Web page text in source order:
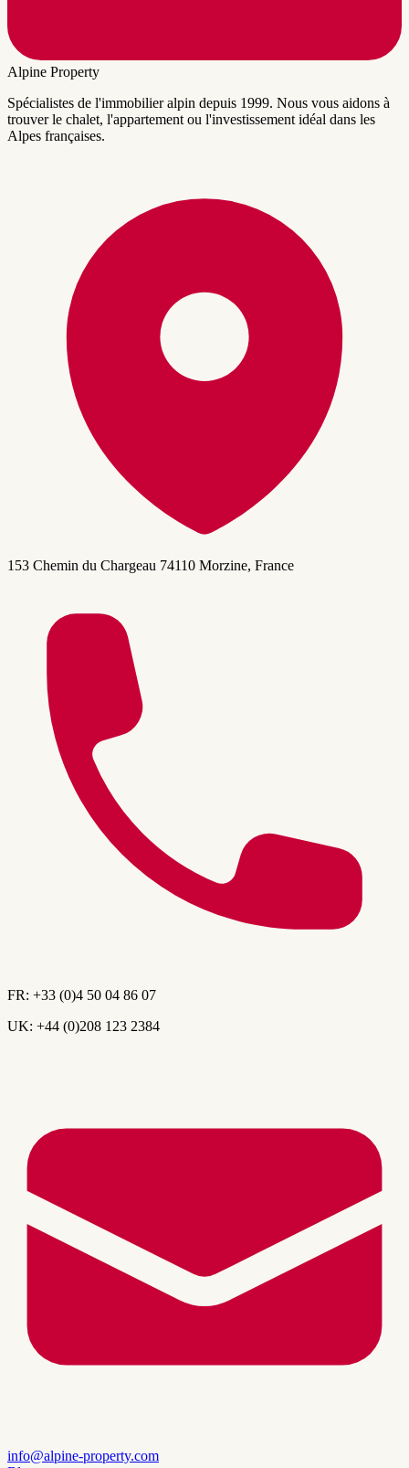
Alpine Property
Spécialistes de l'immobilier alpin depuis 1999. Nous vous aidons à
trouver le chalet, l'appartement ou l'investissement idéal dans les
Alpes françaises.
153 Chemin du Chargeau 74110 Morzine, France
FR: +33 (0)4 50 04 86 07
UK: +44 (0)208 123 2384
info@alpine-property.com